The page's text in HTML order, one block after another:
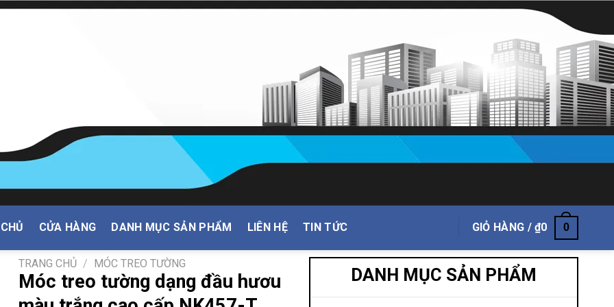
CỬA HÀNG DANH MỤC SẢN PHẨM LIÊN HỆ TIN TỨC GIỎ HÀNG /₫0 0
TRANG CHỦ / MÓC TREO TƯỜNG
Móc treo tường dạng đầu hươu
DANH MỤC SẢN PHẨM